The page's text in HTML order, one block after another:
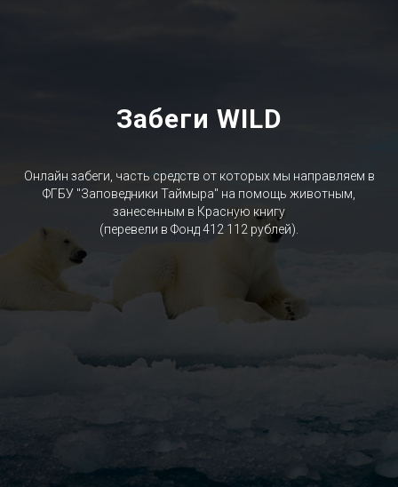
Забеги WILD
Онлайн забеги, часть средств от которых мы направляем в
ФГБУ "Заповедники Таймыра" на помощь животным,
занесенным в Красную книгу
(перевели в Фонд 412 112 рублей).